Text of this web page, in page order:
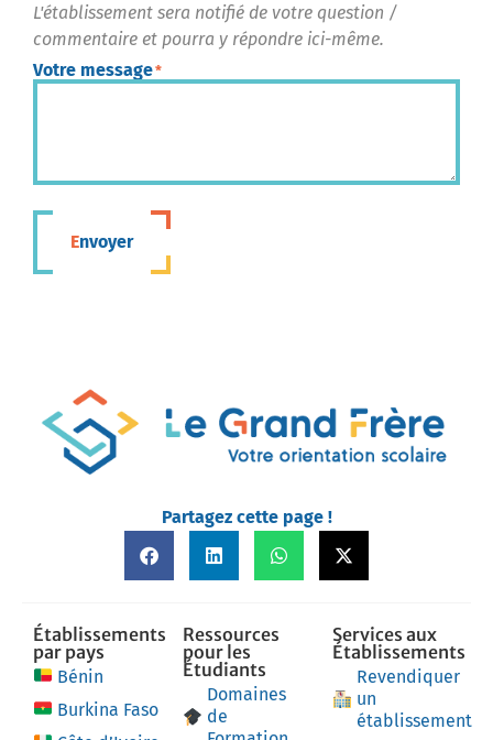
L'établissement sera notifié de votre question /
commentaire et pourra y répondre ici-même.
Votre message*
Envoyer
Partagez cette page !
Établissements
par pays
Bénin
Burkina Faso
Ressources
pour les
Étudiants
Domaines
de
Services aux
Établissements
Revendiquer
un
établissement